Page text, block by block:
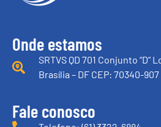
Onde estamos
SRTVS QD 701 Conjunto “D”
Brasília – DF CEP: 70340-907
Fale conosco